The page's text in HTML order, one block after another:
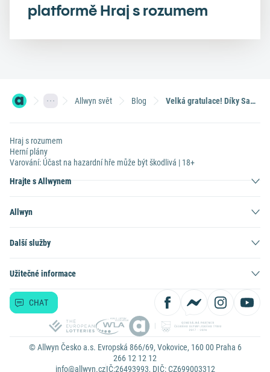
platformě Hraj s rozumem
Allwyn svět Blog Velká gratulace! Díky Sazce letos vzniklo už 100 loterních milionářů
Hraj s rozumem
Herní plány
Varování: Účast na hazardní hře může být škodlivá | 18+
Hrajte s Allwynem
Allwyn
Další služby
Užitečné informace
CHAT
© Allwyn Česko a.s. Evropská 866/69, Vokovice, 160 00 Praha 6
266 12 12 12
info@allwyn.czIČ:26493993, DIČ: CZ699003312